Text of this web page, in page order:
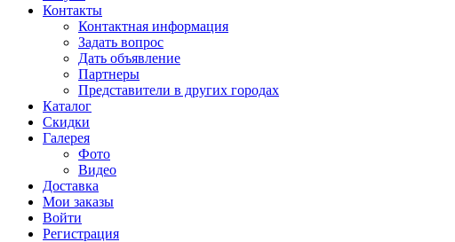
Контакты
Контактная информация
Задать вопрос
Дать объявление
Партнеры
Представители в других городах
Каталог
Скидки
Галерея
Фото
Видео
Доставка
Мои заказы
Войти
Регистрация